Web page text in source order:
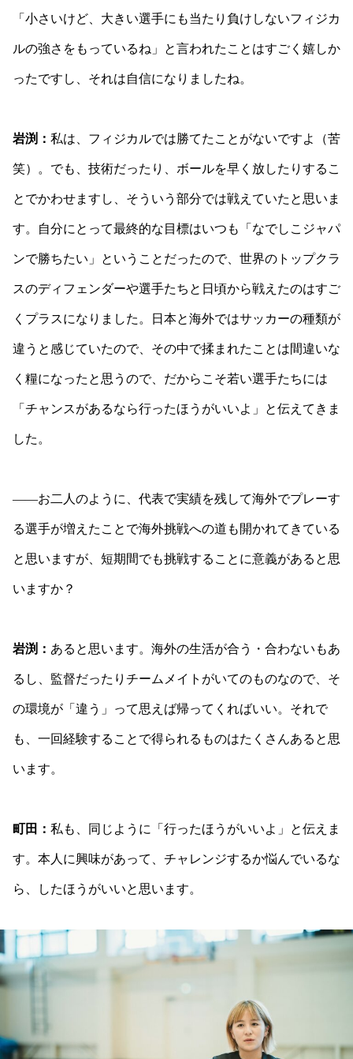
「小さいけど、大きい選手にも当たり負けしないフィジカ
ルの強さをもっているね」と言われたことはすごく嬉しか
ったですし、それは自信になりましたね。
岩渕： 私は、フィジカルでは勝てたことがないですよ（苦
笑）。でも、技術だったり、ボールを早く放したりするこ
とでかわせますし、そういう部分では戦えていたと思いま
す。自分にとって最終的な目標はいつも「なでしこジャパ
ンで勝ちたい」ということだったので、世界のトップクラ
スのディフェンダーや選手たちと日頃から戦えたのはすご
くプラスになりました。日本と海外ではサッカーの種類が
違うと感じていたので、その中で揉まれたことは間違いな
く糧になったと思うので、だからこそ若い選手たちには
「チャンスがあるなら行ったほうがいいよ」と伝えてきま
した。
――お二人のように、代表で実績を残して海外でプレーす
る選手が増えたことで海外挑戦への道も開かれてきている
と思いますが、短期間でも挑戦することに意義があると思
いますか？
岩渕： あると思います。海外の生活が合う・合わないもあ
るし、監督だったりチームメイトがいてのものなので、そ
の環境が「違う」って思えば帰ってくればいい。それで
も、一回経験することで得られるものはたくさんあると思
います。
町田： 私も、同じように「行ったほうがいいよ」と伝えま
す。本人に興味があって、チャレンジするか悩んでいるな
ら、したほうがいいと思います。